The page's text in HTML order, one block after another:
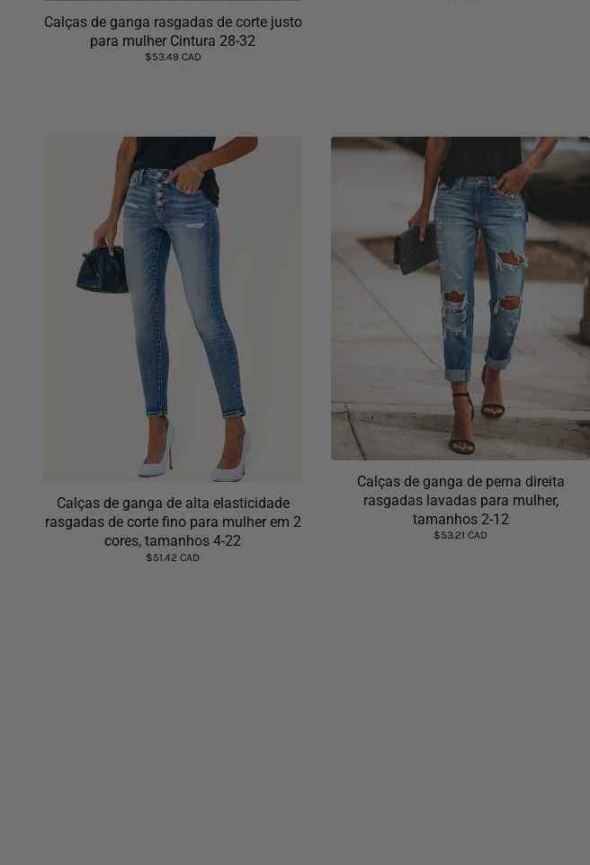
Calças de ganga rasgadas de corte justo
para mulher Cintura 28-32
$53.49 CAD
Calças de ganga de alta elasticidade
rasgadas de corte fino para mulher em 2
cores, tamanhos 4-22
$51.42 CAD
Calças de ganga de perna direita
rasgadas lavadas para mulher,
tamanhos 2-12
$53.21 CAD